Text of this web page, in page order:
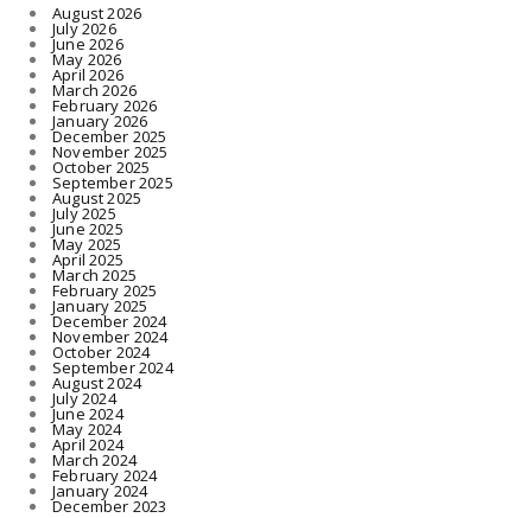
August 2026
July 2026
June 2026
May 2026
April 2026
March 2026
February 2026
January 2026
December 2025
November 2025
October 2025
September 2025
August 2025
July 2025
June 2025
May 2025
April 2025
March 2025
February 2025
January 2025
December 2024
November 2024
October 2024
September 2024
August 2024
July 2024
June 2024
May 2024
April 2024
March 2024
February 2024
January 2024
December 2023